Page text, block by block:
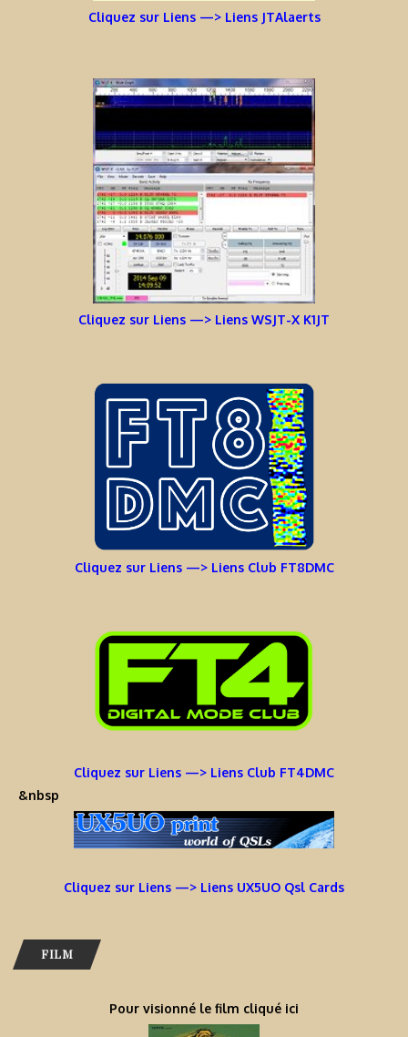
Cliquez sur Liens —> Liens JTAlaerts
Cliquez sur Liens —> Liens WSJT-X K1JT
Cliquez sur Liens —> Liens Club FT8DMC
Cliquez sur Liens —> Liens Club FT4DMC
&nbsp
Cliquez sur Liens —> Liens UX5UO Qsl Cards
FILM
Pour visionné le film cliqué ici